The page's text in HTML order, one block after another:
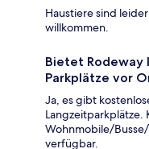
Haustiere sind
willkommen.
Bietet Rodeway
Parkplätze vor
Ja, es gibt
Langzeitparkplätze.
Wohnmobile/
verfügbar.